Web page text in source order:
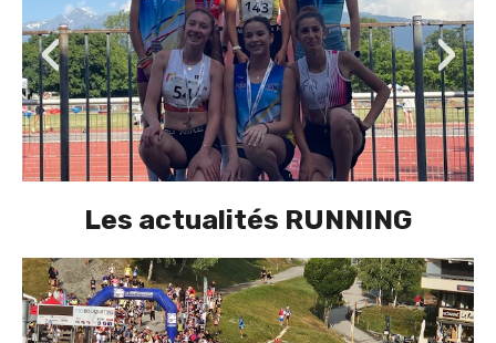
‹ ›
Les actualités RUNNING